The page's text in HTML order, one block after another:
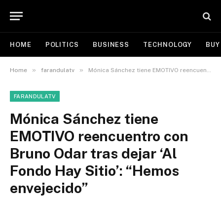
HOME POLITICS BUSINESS TECHNOLOGY
Home » farandulatv » Mónica Sánchez tiene EMOTIVO reencuentro con Bruno Odar tras dejar ‘Al Fondo Hay Sitio’: “Hemos envejecido”
FARANDULATV
Mónica Sánchez tiene
EMOTIVO reencuentro con
Bruno Odar tras dejar ‘Al
Fondo Hay Sitio’: “Hemos
envejecido”